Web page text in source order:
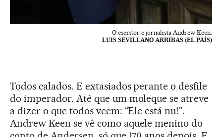
O escritor e jornalista Andrew Keen.
LUIS SEVILLANO ARRIBAS (EL PAÍS)
Todos calados. E extasiados perante o desfile
do imperador. Até que um moleque se atreve
a dizer o que todos veem: “Ele está nu!”.
Andrew Keen se vê como aquele menino do